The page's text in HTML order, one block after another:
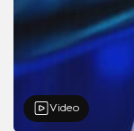
Video